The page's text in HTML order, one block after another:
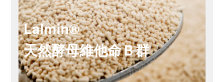
Lalmin®
天然酵母維他命Ｂ群